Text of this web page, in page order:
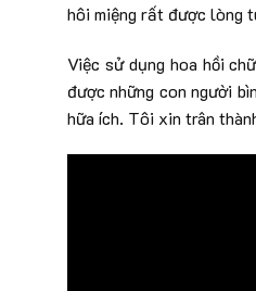
hôi miệng rất được lòng
Việc sử dụng hoa hồi
được những con người
hữa ích. Tôi xin trân